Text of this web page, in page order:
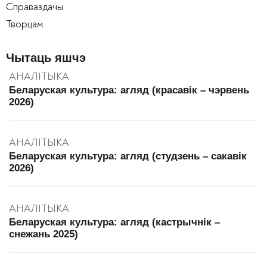
Справаздачы
Творцам
Чытаць яшчэ
АНАЛІТЫКА
Беларуская культура: агляд (красавік – чэрвень
2026)
АНАЛІТЫКА
Беларуская культура: агляд (студзень – сакавік
2026)
АНАЛІТЫКА
Беларуская культура: агляд (кастрычнік –
снежань 2025)